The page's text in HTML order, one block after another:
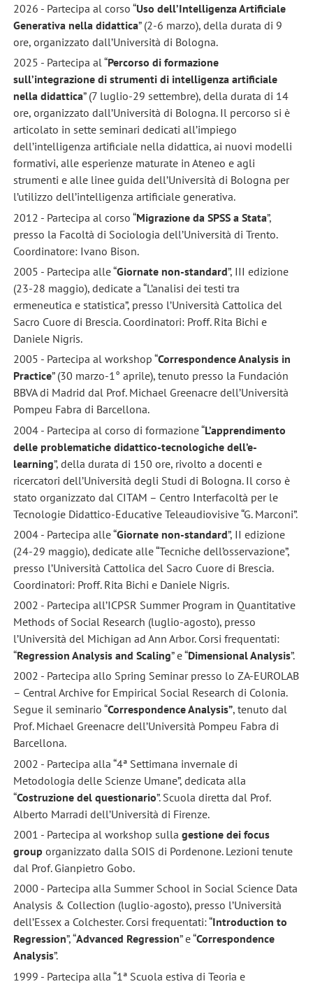
2026 - Partecipa al corso “Uso dell’Intelligenza Artificiale
Generativa nella didattica” (2-6 marzo), della durata di 9
ore, organizzato dall’Università di Bologna.
2025 - Partecipa al “Percorso di formazione
sull’integrazione di strumenti di intelligenza artificiale
nella didattica” (7 luglio-29 settembre), della durata di 14
ore, organizzato dall’Università di Bologna. Il percorso si è
articolato in sette seminari dedicati all’impiego
dell’intelligenza artificiale nella didattica, ai nuovi modelli
formativi, alle esperienze maturate in Ateneo e agli
strumenti e alle linee guida dell’Università di Bologna per
l’utilizzo dell’intelligenza artificiale generativa.
2012 - Partecipa al corso “Migrazione da SPSS a Stata”,
presso la Facoltà di Sociologia dell’Università di Trento.
Coordinatore: Ivano Bison.
2005 - Partecipa alle “Giornate non-standard”, III edizione
(23-28 maggio), dedicate a “L’analisi dei testi tra
ermeneutica e statistica”, presso l’Università Cattolica del
Sacro Cuore di Brescia. Coordinatori: Proff. Rita Bichi e
Daniele Nigris.
2005 - Partecipa al workshop “Correspondence Analysis in
Practice” (30 marzo-1° aprile), tenuto presso la Fundación
BBVA di Madrid dal Prof. Michael Greenacre dell’Università
Pompeu Fabra di Barcellona.
2004 - Partecipa al corso di formazione “L’apprendimento
delle problematiche didattico-tecnologiche dell’e-
learning”, della durata di 150 ore, rivolto a docenti e
ricercatori dell’Università degli Studi di Bologna. Il corso è
stato organizzato dal CITAM – Centro Interfacoltà per le
Tecnologie Didattico-Educative Teleaudiovisive “G. Marconi”.
2004 - Partecipa alle “Giornate non-standard”, II edizione
(24-29 maggio), dedicate alle “Tecniche dell’osservazione”,
presso l’Università Cattolica del Sacro Cuore di Brescia.
Coordinatori: Proff. Rita Bichi e Daniele Nigris.
2002 - Partecipa all’ICPSR Summer Program in Quantitative
Methods of Social Research (luglio-agosto), presso
l’Università del Michigan ad Ann Arbor. Corsi frequentati:
“Regression Analysis and Scaling” e “Dimensional Analysis”.
2002 - Partecipa allo Spring Seminar presso lo ZA-EUROLAB
– Central Archive for Empirical Social Research di Colonia.
Segue il seminario “Correspondence Analysis”, tenuto dal
Prof. Michael Greenacre dell’Università Pompeu Fabra di
Barcellona.
2002 - Partecipa alla “4ª Settimana invernale di
Metodologia delle Scienze Umane”, dedicata alla
“Costruzione del questionario”. Scuola diretta dal Prof.
Alberto Marradi dell’Università di Firenze.
2001 - Partecipa al workshop sulla gestione dei focus
group organizzato dalla SOIS di Pordenone. Lezioni tenute
dal Prof. Gianpietro Gobo.
2000 - Partecipa alla Summer School in Social Science Data
Analysis & Collection (luglio-agosto), presso l’Università
dell’Essex a Colchester. Corsi frequentati: “Introduction to
Regression”, “Advanced Regression” e “Correspondence
Analysis”.
1999 - Partecipa alla “1ª Scuola estiva di Teoria e